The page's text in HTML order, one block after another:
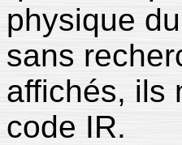
physique
sans
affichés, ils
code IR.